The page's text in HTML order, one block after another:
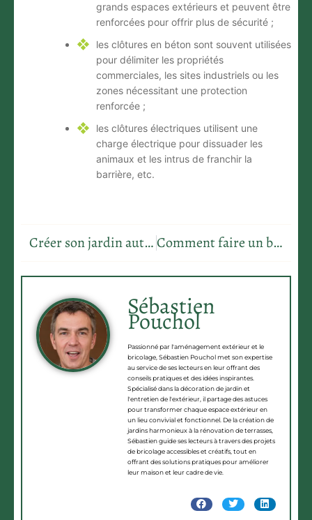
grands espaces extérieurs et peuvent être
renforcées pour offrir plus de sécurité ;
les clôtures en béton sont souvent utilisées
pour délimiter les propriétés
commerciales, les sites industriels ou les
zones nécessitant une protection
renforcée ;
les clôtures électriques utilisent une
charge électrique pour dissuader les
animaux et les intrus de franchir la
barrière, etc.
Créer son jardin autour d’un thème spécifique Comment faire un beau jardin japonais ?
Sébastien
Pouchol
Passionné par l'aménagement extérieur et le
bricolage, Sébastien Pouchol met son expertise
au service de ses lecteurs en leur offrant des
conseils pratiques et des idées inspirantes.
Spécialisé dans la décoration de jardin et
l'entretien de l'extérieur, il partage des astuces
pour transformer chaque espace extérieur en
un lieu convivial et fonctionnel. De la création de
jardins harmonieux à la rénovation de terrasses,
Sébastien guide ses lecteurs à travers des projets
de bricolage accessibles et créatifs, tout en
offrant des solutions pratiques pour améliorer
leur maison et leur cadre de vie.